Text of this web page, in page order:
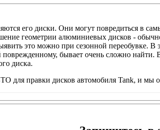
его диски. Они могут повредиться в
геометрии алюминиевых дисков -
это можно при сезонной переобувке. В
бывает очень сложно
диска.
для правки дисков автомобиля Tank, и мы